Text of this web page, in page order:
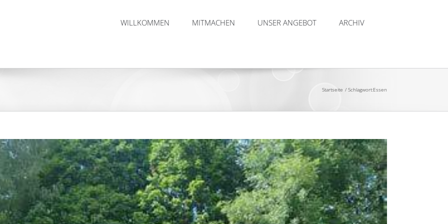
WILLKOMMEN MITMACHEN UNSER ANGEBOT ARCHIV
Startseite Schlagwort:Essen